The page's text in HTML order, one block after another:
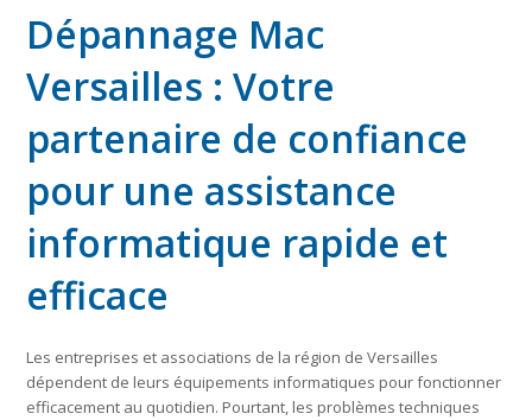
Dépannage Mac
Versailles : Votre
partenaire de confiance
pour une assistance
informatique rapide et
efficace
Les entreprises et associations de la région de Versailles
dépendent de leurs équipements informatiques pour fonctionner
efficacement au quotidien. Pourtant, les problèmes techniques